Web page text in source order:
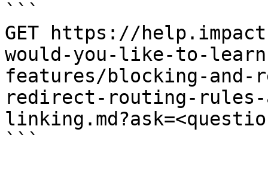
```
GET https://
would-you-like-to-
features/blocking-
redirect-routing-rules-
```